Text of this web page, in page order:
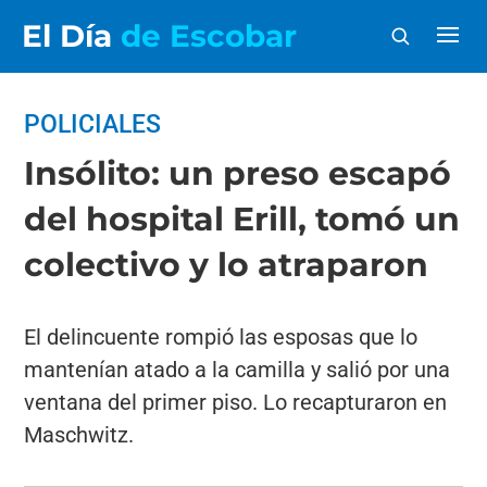
El Día de Escobar
POLICIALES
Insólito: un preso escapó
del hospital Erill, tomó un
colectivo y lo atraparon
El delincuente rompió las esposas que lo
mantenían atado a la camilla y salió por una
ventana del primer piso. Lo recapturaron en
Maschwitz.